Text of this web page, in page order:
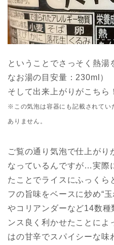
ということでさっそく熱湯
なお湯の目安量：230ml）
そして出来上がりがこちら！
※この気泡は容器にも記載されてい
ありません。
ご覧の通り気泡で仕上がり
なっているんですが…実際
たことでライスにふっくら
フの旨味をベースに炒め“
やコリアンダーなど14数種
ンス良く利かせたことによ
はの甘辛でスパイシーな